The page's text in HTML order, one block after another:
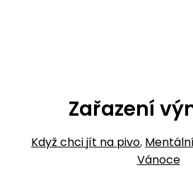
Zařazení
Když chci jít na pivo,
Vánoce